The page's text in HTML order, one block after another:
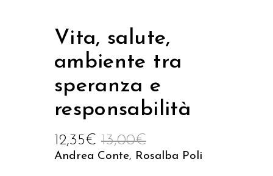
Vita, salute,
ambiente tra
speranza e
responsabilità
13,00€
12,35€
Andrea Conte, Rosalba Poli